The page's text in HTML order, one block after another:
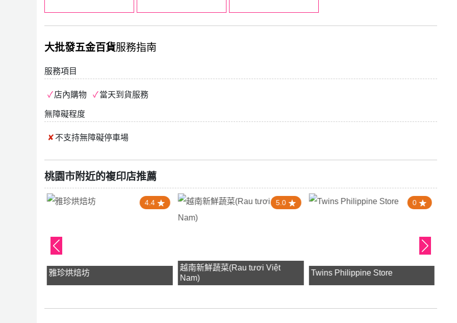
大批發五金百貨服務指南
服務項目
店內購物 當天到貨服務
無障礙程度
不支持無障礙停車場
桃園市附近的複印店推薦
4.4
雅珍烘焙坊
5.0
越南新鮮蔬菜(Rau tươi Việt
Nam)
0
Twins Philippine Store